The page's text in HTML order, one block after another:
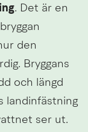
. Det är en
den
Bryggans
och längd
landinfästning
ser ut.